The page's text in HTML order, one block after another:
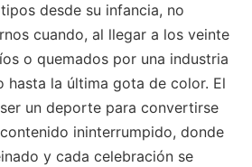
desde su infancia, no
cuando, al llegar a los veinte
o quemados por una industria
hasta la última gota de color. El
un deporte para convertirse
ininterrumpido, donde
y cada celebración se